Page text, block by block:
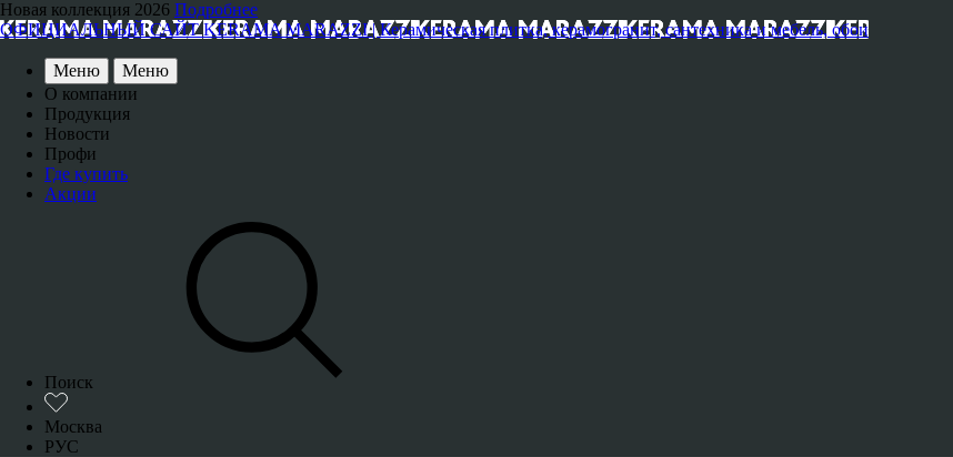
Новая коллекция 2026 Подробнее
ОФИЦИАЛЬНЫЙ САЙТ KERAMA MARAZZI | Керамическая плитка, керамогранит, сантехника и мебель, обои
Меню
Меню
О компании
Продукция
Новости
Профи
Где купить
Акции
Поиск
Москва
РУС